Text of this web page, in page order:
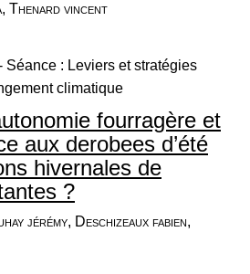
Thenard vincent
Séance : Leviers et stratégies
climatique
fourragère et
aux derobees d’été
hivernales de
?
jérémy, Deschizeaux fabien,